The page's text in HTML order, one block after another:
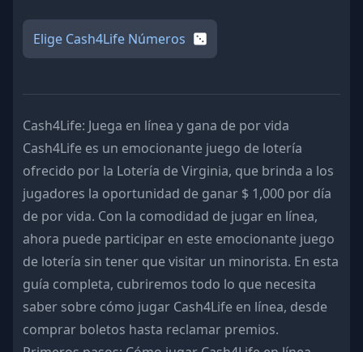
Elige Cash4Life Números
Cash4Life: Juega en línea y gana de por vida
Cash4Life es un emocionante juego de lotería
ofrecido por la Lotería de Virginia, que brinda a los
jugadores la oportunidad de ganar $ 1,000 por día
de por vida. Con la comodidad de jugar en línea,
ahora puede participar en este emocionante juego
de lotería sin tener que visitar un minorista. En esta
guía completa, cubriremos todo lo que necesita
saber sobre cómo jugar Cash4Life en línea, desde
comprar boletos hasta reclamar premios.